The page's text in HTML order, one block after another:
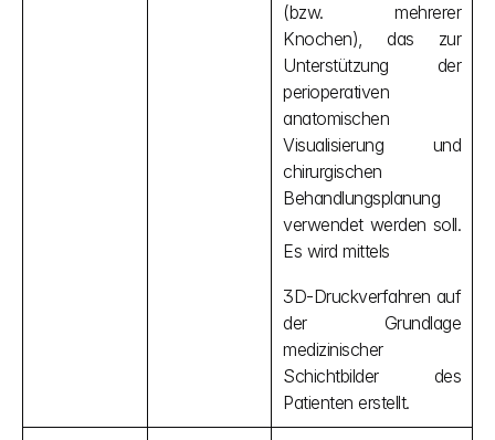
(bzw. mehrerer
Knochen), das zur
Unterstützung der
perioperativen
anatomischen
Visualisierung und
chirurgischen
Behandlungsplanung
verwendet werden soll.
Es wird mittels
3D-Druckverfahren auf
der Grundlage
medizinischer
Schichtbilder des
Patienten erstellt.